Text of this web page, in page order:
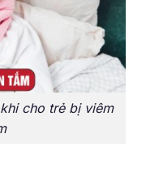
cho trẻ bị viêm